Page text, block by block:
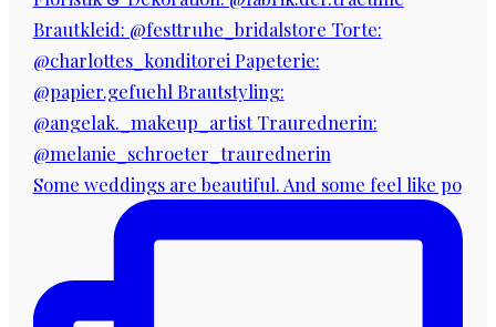
Some weddings are beautiful. And some feel like po